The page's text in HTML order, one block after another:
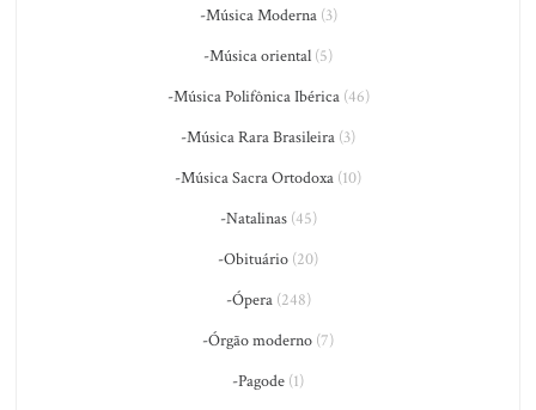
-Música Moderna(3)
-Música oriental (5)
-Música Polifônica Ibérica(46)
-Música Rara Brasileira (3)
-Música Sacra Ortodoxa (10)
-Natalinas(45)
-Obituário (20)
-Ópera(248)
-Órgão moderno (7)
-Pagode (1)